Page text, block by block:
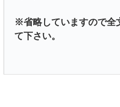
※省略していますので全
て下さい。